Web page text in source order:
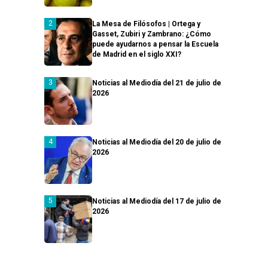
La Mesa de Filósofos | Ortega y
Gasset, Zubiri y Zambrano: ¿Cómo
puede ayudarnos a pensar la Escuela
de Madrid en el siglo XXI?
Noticias al Mediodía del 21 de julio de
2026
Noticias al Mediodía del 20 de julio de
2026
Noticias al Mediodía del 17 de julio de
2026